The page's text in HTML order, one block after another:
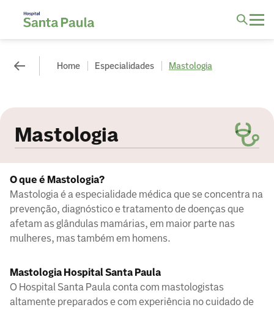
Home Especialidades Mastologia
Mastologia
O que é Mastologia?
Mastologia é a especialidade médica que se concentra na
prevenção, diagnóstico e tratamento de doenças que
afetam as glândulas mamárias, em maior parte nas
mulheres, mas também em homens.
Mastologia Hospital Santa Paula
O Hospital Santa Paula conta com mastologistas
altamente preparados e com experiência no cuidado de